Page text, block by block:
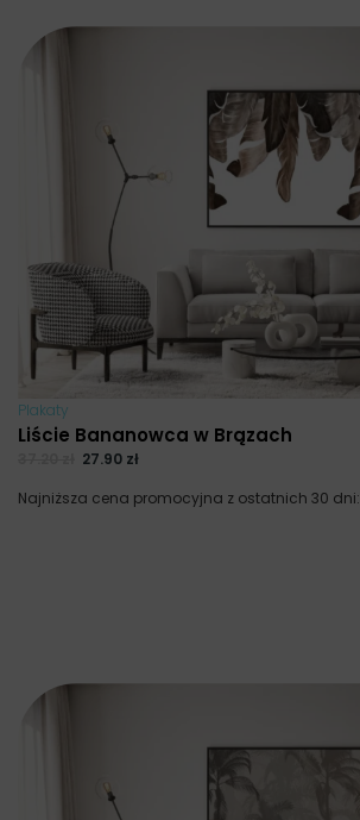
Plakaty
Liście Bananowca w Brązach
27.90 zł
Najniższa cena promocyjna z ostatnich 30 dni: